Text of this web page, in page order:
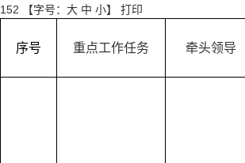
152
【字号： 大 中 小】 打印
序号 重点工作任务 牵头领导